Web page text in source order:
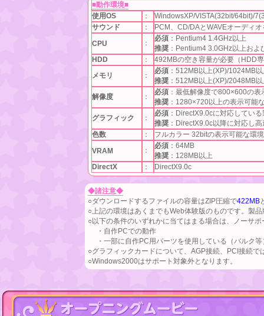
■動作環境■
使用OS
：
WindowsXP/VISTA(32bit/64bit)/
サウンド
：
PCM、CD/DAとWAVEオーディ
CPU
：
必須 ：Pentium4 1.4GHz以上
推奨 ：Pentium4 3.0GHz以上お
HDD
：
492MBの空き容量が必要（HDD
メモリ
：
必須 ：512MB以上(XP)/1024MB
推奨 ：512MB以上(XP)/2048MB
解像度
：
必須 ：最低解像度で800×600の表
推奨 ：1280×720以上の表示可能
グラフィック
：
必須 ：DirectX9.0cに対応している
推奨 ：DirectX9.0c以降に対応し
色数
：
フルカラー 32bitの表示可能な環境
VRAM
：
必須 ：64MB
推奨 ：128MB以上
DirectX
： DirectX9.0c
◆諸注意◆
○ダウンロードするファイルの容量はZIP圧縮で422MB
○上記の環境はあくまでもWeb体験版のものです。製
○以下の条件のいずれかに当てはまる場合は、ノーサ
・自作PCでの動作
・一部に自作PC用パーツを使用している（バルク等
○グラフィックカードについて、AGP接続、PCI接続
○Windows2000はサポート対象外となります。